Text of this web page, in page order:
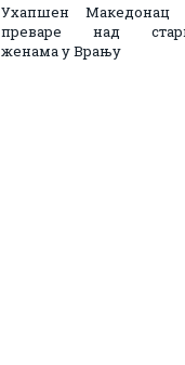
Ухапшен Македонац
преваре над
женама у Врању